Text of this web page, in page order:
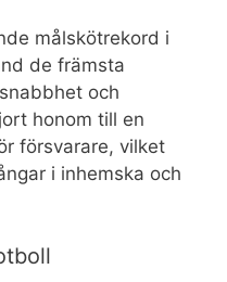
målskötrekord i
de främsta
och
honom till en
försvarare, vilket
i inhemska och